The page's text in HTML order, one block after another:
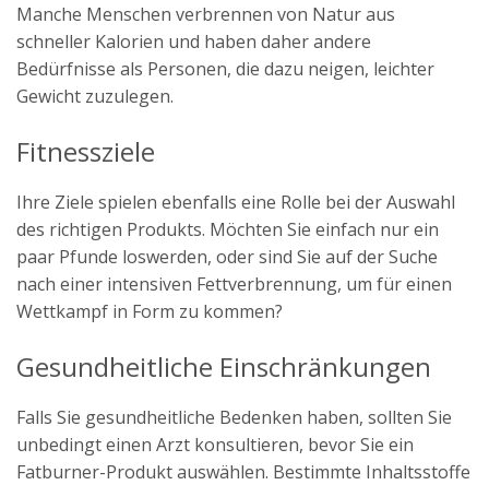
Manche Menschen verbrennen von Natur aus
schneller Kalorien und haben daher andere
Bedürfnisse als Personen, die dazu neigen, leichter
Gewicht zuzulegen.
Fitnessziele
Ihre Ziele spielen ebenfalls eine Rolle bei der Auswahl
des richtigen Produkts. Möchten Sie einfach nur ein
paar Pfunde loswerden, oder sind Sie auf der Suche
nach einer intensiven Fettverbrennung, um für einen
Wettkampf in Form zu kommen?
Gesundheitliche Einschränkungen
Falls Sie gesundheitliche Bedenken haben, sollten Sie
unbedingt einen Arzt konsultieren, bevor Sie ein
Fatburner-Produkt auswählen. Bestimmte Inhaltsstoffe